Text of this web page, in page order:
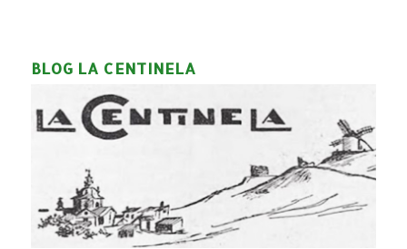
BLOG LA CENTINELA